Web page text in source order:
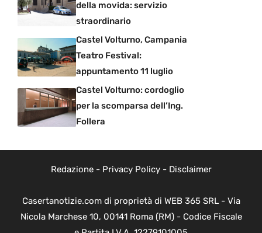
della movida: servizio
straordinario
Castel Volturno, Campania
Teatro Festival:
appuntamento 11 luglio
Castel Volturno: cordoglio
per la scomparsa dell’Ing.
Follera
Redazione- Privacy Policy- Disclaimer
Casertanotizie.com di proprietà di WEB 365 SRL - Via
Nicola Marchese 10, 00141 Roma (RM) - Codice Fiscale